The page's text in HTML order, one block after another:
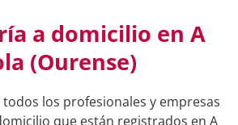
a domicilio en A
(Ourense)
los profesionales y empresas
que están registrados en A